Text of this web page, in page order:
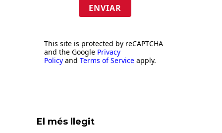
ENVIAR
This site is protected by reCAPTCHA
and the Google Privacy
Policy and Terms of Service apply.
El més llegit